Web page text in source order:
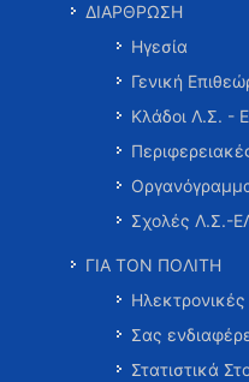
ΔΙΑΡΘΡΩΣΗ
Ηγεσία
Γενική
Κλάδοι Λ.Σ. -
Σχολές Λ.Σ.-
ΓΙΑ ΤΟΝ ΠΟΛΙΤΗ
Σας
Στατιστικά